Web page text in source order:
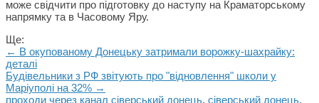
може свідчити про підготовку до наступу на Краматорському
напрямку та в Часовому Яру.
Ще:
← В окупованому Донецьку затримали ворожку-шахрайку:
деталі
Будівельники з РФ звітують про "відновлення" школи у
Маріуполі на 32% →
проходи через канал сіверський донець, сіверський донець,